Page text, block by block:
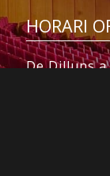
HORARI
De Dilluns